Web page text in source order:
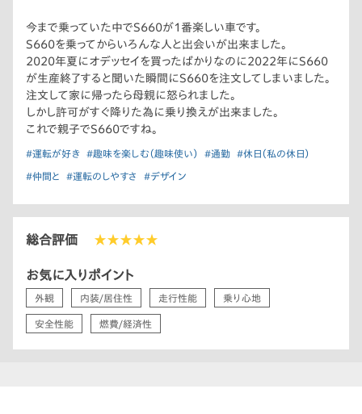
今まで乗っていた中でS660が1番楽しい車です。
S660を乗ってからいろんな人と出会いが出来ました。
2020年夏にオデッセイを買ったばかりなのに2022年にS660
が生産終了すると聞いた瞬間にS660を注文してしまいました。
注文して家に帰ったら母親に怒られました。
しかし許可がすぐ降りた為に乗り換えが出来ました。
これで親子でS660ですね。
#運転が好き #趣味を楽しむ（趣味使い） #通勤 #休日（私の休日）
#仲間と #運転のしやすさ #デザイン
総合評価 ★★★★★
お気に入りポイント
外観 内装/居住性 走行性能 乗り心地
安全性能 燃費/経済性